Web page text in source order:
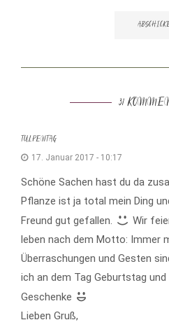
31
TULPENTAG
17. Januar 2017 - 10:17
Schöne Sachen hast du da
Pflanze ist ja total mein Ding
Freund gut gefallen.
Wir
leben nach dem Motto: Immer
Überraschungen und Gesten
ich an dem Tag Geburtstag
Geschenke
Lieben Gruß,